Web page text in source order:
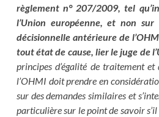
règlement n° 207/2009, tel
l’Union européenne, et non sur
décisionnelle antérieure de
tout état de cause, lier le juge de
principes d’égalité de traitement
l’OHMI doit prendre en
sur des demandes similaires et
particulière sur le point de savoir